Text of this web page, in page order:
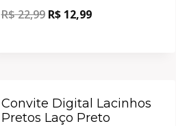
R$22,99 R$12,99
Convite Digital Lacinhos
Pretos Laço Preto